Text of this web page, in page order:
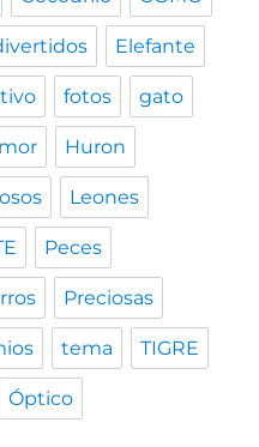
Elefante
fotos gato
Huron
Leones
Peces
Preciosas
tema TIGRE
Óptico